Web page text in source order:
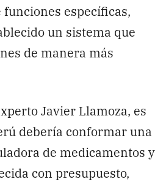
específicas,
un sistema que
de manera más
Javier Llamoza, es
debería conformar una
de medicamentos y
con presupuesto,